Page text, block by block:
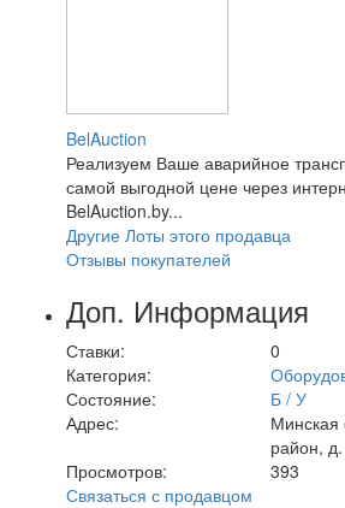
BelAuction
Реализуем Ваше аварийное
самой выгодной цене через
BelAuction.by...
Другие Лоты этого продавца
Отзывы покупателей
Доп. Информация
Ставки:
0
Категория:
Состояние:
Б / У
Адрес:
Минская
район,
Просмотров:
393
Связаться с продавцом